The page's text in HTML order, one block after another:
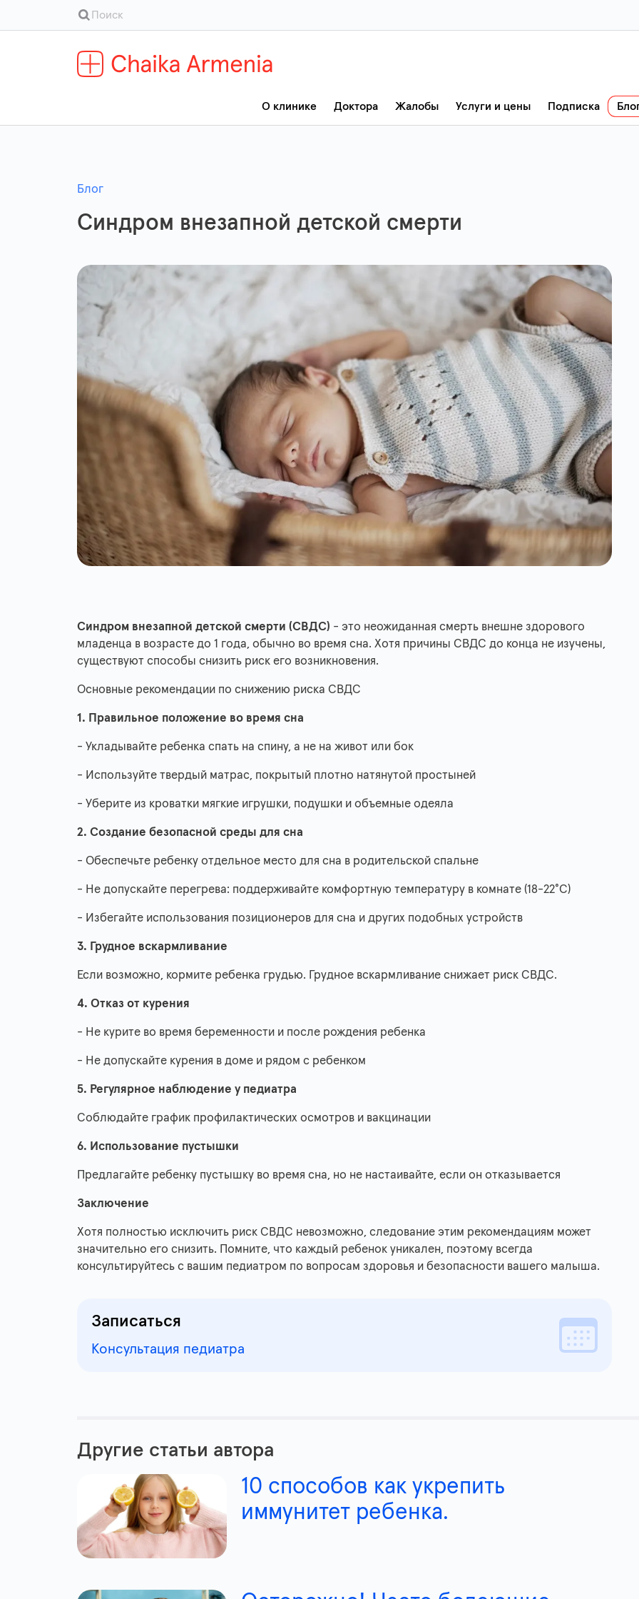
О клинике Доктора Жалобы Услуги и цены Подписка
Блог
Синдром внезапной детской смерти
Синдром внезапной детской смерти (СВДС) - это неожиданная смерть внешне здорового
младенца в возрасте до 1 года, обычно во время сна. Хотя причины СВДС до конца не изучены,
существуют способы снизить риск его возникновения.
Основные рекомендации по снижению риска СВДС
1. Правильное положение во время сна
- Укладывайте ребенка спать на спину, а не на живот или бок
- Используйте твердый матрас, покрытый плотно натянутой простыней
- Уберите из кроватки мягкие игрушки, подушки и объемные одеяла
2. Создание безопасной среды для сна
- Обеспечьте ребенку отдельное место для сна в родительской спальне
- Не допускайте перегрева: поддерживайте комфортную температуру в комнате (18-22°C)
- Избегайте использования позиционеров для сна и других подобных устройств
3. Грудное вскармливание
Если возможно, кормите ребенка грудью. Грудное вскармливание снижает риск СВДС.
4. Отказ от курения
- Не курите во время беременности и после рождения ребенка
- Не допускайте курения в доме и рядом с ребенком
5. Регулярное наблюдение у педиатра
Соблюдайте график профилактических осмотров и вакцинации
6. Использование пустышки
Предлагайте ребенку пустышку во время сна, но не настаивайте, если он отказывается
Заключение
Хотя полностью исключить риск СВДС невозможно, следование этим рекомендациям может
значительно его снизить. Помните, что каждый ребенок уникален, поэтому всегда
консультируйтесь с вашим педиатром по вопросам здоровья и безопасности вашего малыша.
Записаться
Консультация педиатра
Другие статьи автора
10 способов как укрепить
иммунитет ребенка.